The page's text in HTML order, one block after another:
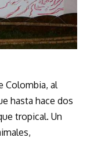
Colombia, al
hasta hace dos
tropical. Un